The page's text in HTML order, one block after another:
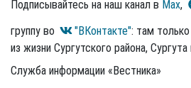
Подписывайтесь на наш канал в Max,
группу во
"ВКонтакте": там
из жизни Сургутского района,
Служба информации «Вестника»